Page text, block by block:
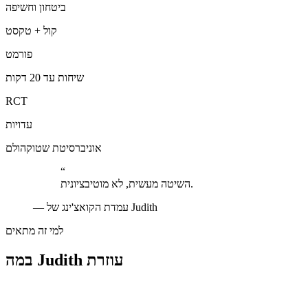
ביטחון וחשיפה
קול + טקסט
פורמט
שיחות עד 20 דקות
RCT
עדויות
אוניברסיטת שטוקהולם
“
השיטה מעשית, לא מוטיבציונית.
—
עמדת הקואצ'ינג של Judith
למי זה מתאים
במה Judith עוזרת